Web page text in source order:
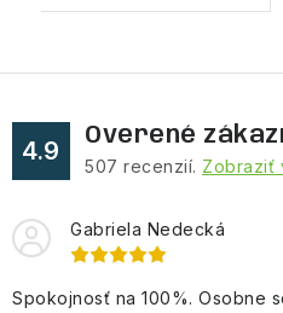
4.9
Overené
507 recenzií. Zobraziť
Gabriela Nedecká
Spokojnosť na 100%. Osobne